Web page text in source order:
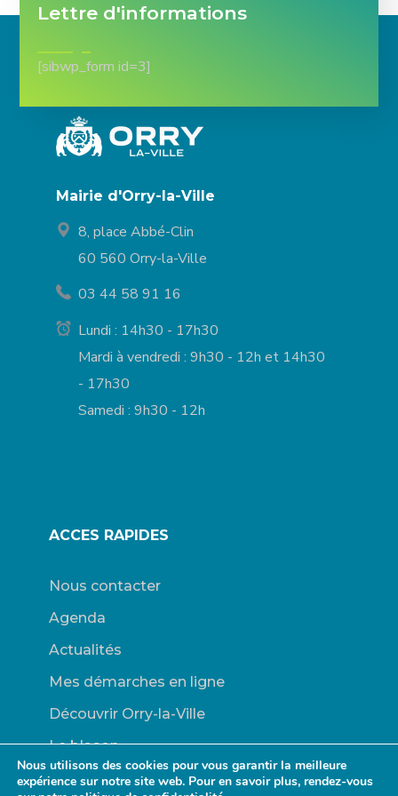
Lettre d'informations
[sibwp_form id=3]
Mairie d'Orry-la-Ville
8, place Abbé-Clin
60 560 Orry-la-Ville
03 44 58 91 16
Lundi : 14h30 - 17h30
Mardi à vendredi : 9h30 - 12h et 14h30
- 17h30
Samedi : 9h30 - 12h
ACCES RAPIDES
Nous contacter
Agenda
Actualités
Mes démarches en ligne
Découvrir Orry-la-Ville
Le blason
Bulletins Municipaux
Nous utilisons des cookies pour vous garantir la meilleure
expérience sur notre site web. Pour en savoir plus, rendez-vous